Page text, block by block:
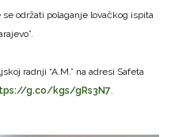
održati polaganje lovačkog ispita
radnji “A.M.” na adresi Safeta
g.co/kgs/gRs3N7